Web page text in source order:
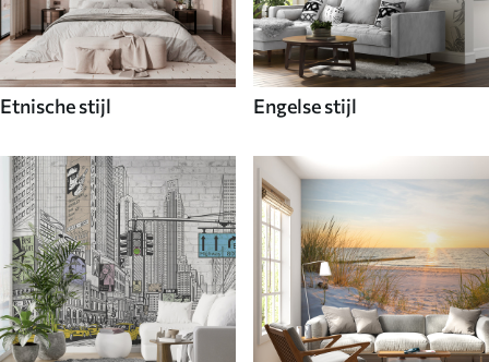
Etnische stijl Engelse stijl